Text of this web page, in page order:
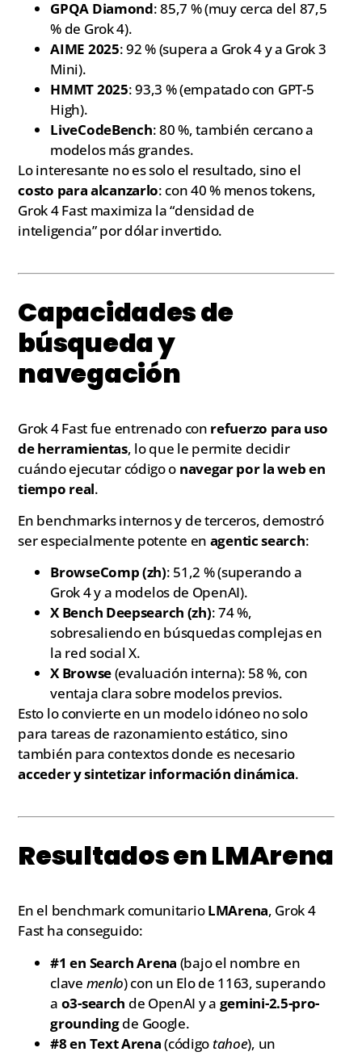
GPQA Diamond: 85,7 % (muy cerca del 87,5
% de Grok 4).
AIME 2025: 92 % (supera a Grok 4 y a Grok 3
Mini).
HMMT 2025: 93,3 % (empatado con GPT-5
High).
LiveCodeBench: 80 %, también cercano a
modelos más grandes.
Lo interesante no es solo el resultado, sino el
costo para alcanzarlo: con 40 % menos tokens,
Grok 4 Fast maximiza la “densidad de
inteligencia” por dólar invertido.
Capacidades de
búsqueda y
navegación
Grok 4 Fast fue entrenado con refuerzo para uso
de herramientas, lo que le permite decidir
cuándo ejecutar código o navegar por la web en
tiempo real.
En benchmarks internos y de terceros, demostró
ser especialmente potente en agentic search:
BrowseComp (zh): 51,2 % (superando a
Grok 4 y a modelos de OpenAI).
X Bench Deepsearch (zh): 74 %,
sobresaliendo en búsquedas complejas en
la red social X.
X Browse(evaluación interna): 58 %, con
ventaja clara sobre modelos previos.
Esto lo convierte en un modelo idóneo no solo
para tareas de razonamiento estático, sino
también para contextos donde es necesario
acceder y sintetizar información dinámica.
Resultados en LMArena
En el benchmark comunitarioLMArena, Grok 4
Fast ha conseguido:
#1 en Search Arena (bajo el nombre en
clave menlo) con un Elo de 1163, superando
a o3-search de OpenAI y a gemini-2.5-pro-
groundingde Google.
#8 en Text Arena(código tahoe), un